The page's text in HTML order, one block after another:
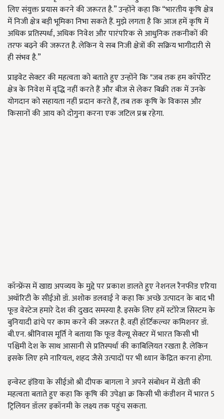
लिए संयुक्त प्रयास करने की जरूरत है.” उन्होंने कहा कि “भारतीय कृषि क्षेत्र
में निजी क्षेत्र बड़ी भूमिका निभा सकते हैं. मुझे लगता है कि आज हमें कृषि में
अधिक प्रतिस्पर्धा, अधिक निवेश और पारंपरिक से आधुनिक तकनीकों की
तरफ बढ़ने की जरूरत है. लेकिन ये सब निजी क्षेत्रों की सक्रिय भागीदारी से
ही संभव है.”
प्राइवेट सेक्टर की महत्वता को बताते हुए उन्होंने कि "जब तक हम कॉर्पोरेट
क्षेत्र के निवेश में वृद्धि नहीं करते हैं और बीज से लेकर बिक्री तक में उनके
योगदान को सहायता नहीं प्रदान करते हैं, तब तक कृषि के विकास और
किसानों की आय को दोगुना करना एक जटिल प्रश्न रहेगा.
कॉन्फ्रेंस में खाद्य अपव्यय के मुद्दे पर प्रकाश डालते हुए नेशनल रैनफीड एरिया
अथॉरिटी के सीईओ डॉ. अशोक डलवाई ने कहा कि अच्छे उत्पादन के बाद भी
फूड वेस्टेज हमारे देश की दुखद समस्या है. इसके लिए हमें स्टोरेज सिस्टम के
बुनियादी ढांचे पर काम करने की जरूरत है. वहीं हॉर्टिकल्चर कमिशनर डॉ.
बी.एन. श्रीनिवास मूर्ति ने बताया कि फूड वैल्यू सेक्टर में भारत किसी भी
पश्चिमी देश के साथ आसानी से प्रतिस्पर्धा की काबिलियत रखता है. लेकिन
इसके लिए हमे नारियल, शहद जैसे उत्पादों पर भी ध्यान केंद्रित करना होगा.
इन्वेस्ट इंडिया के सीईओ श्री दीपक बागला ने अपने संबोधन में खेती की
महत्वता बताते हुए कहा कि कृषि की उपेक्षा क्र किसी भी कंडीशन में भारत 5
ट्रिलियन डॉलर इकॉनमी के लक्ष्य तक पहुंच सकता.